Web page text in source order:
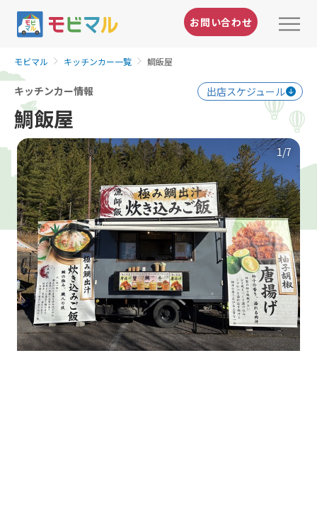
お問い合わせ
モビマル キッチンカー一覧 鯛飯屋
キッチンカー情報 出店スケジュール
鯛飯屋
1/7